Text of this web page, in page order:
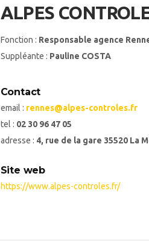
ALPES
Fonction : Responsable agence
Suppléante : Pauline COSTA
Contact
email : rennes@alpes-controles.fr
tel : 02 30 96 47 05
adresse : 4, rue de la gare 35520 La
Site web
https://www.alpes-controles.fr/